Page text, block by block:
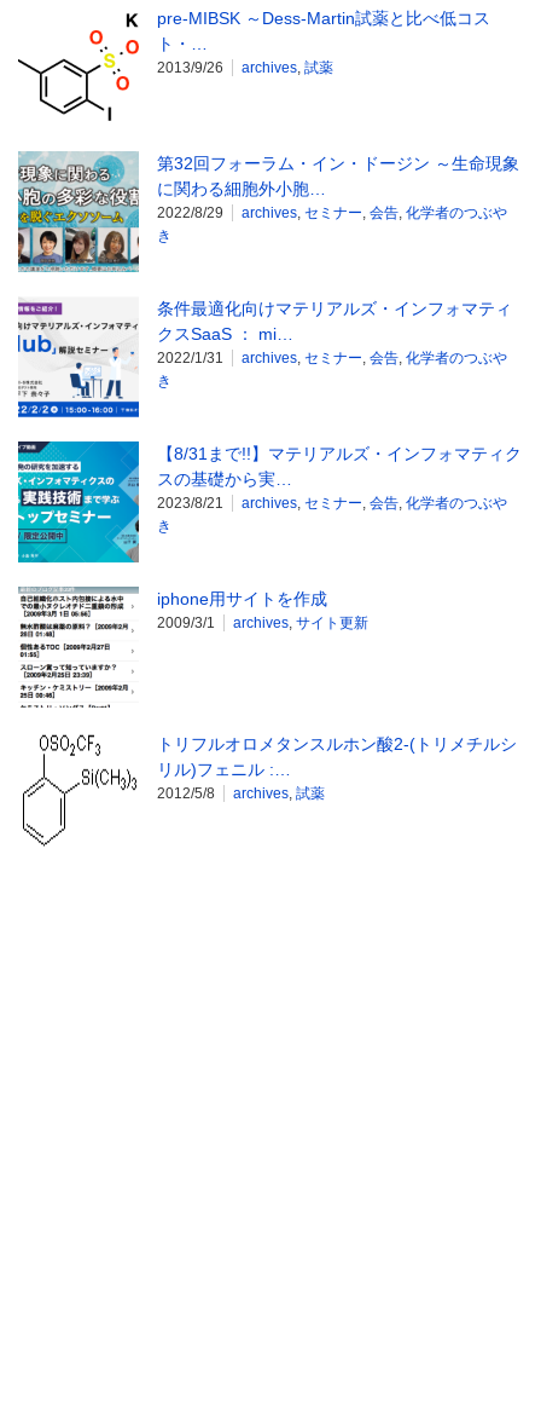
pre-MIBSK ～Dess-Martin試薬と比べ低コス
ト・…
2013/9/26 archives 試薬
第32回フォーラム・イン・ドージン ～生命現象
に関わる細胞外小胞…
2022/8/29 archives セミナー 会告 化学者のつぶや
き
条件最適化向けマテリアルズ・インフォマティ
クスSaaS ： mi…
2022/1/31 archives セミナー 会告 化学者のつぶや
き
【8/31まで!!】マテリアルズ・インフォマティク
スの基礎から実…
2023/8/21 archives セミナー 会告 化学者のつぶや
き
iphone用サイトを作成
2009/3/1 archives サイト更新
トリフルオロメタンスルホン酸2-(トリメチルシ
リル)フェニル :…
2012/5/8 archives 試薬